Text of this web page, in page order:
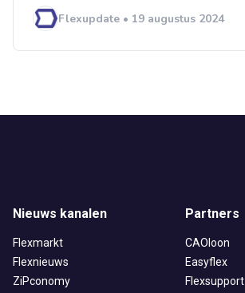
Flexupdate • 19 augustus 2024
Nieuws kanalen
Flexmarkt
Flexnieuws
ZiPconomy
Partners
CAOloon
Easyflex
Flexsupport